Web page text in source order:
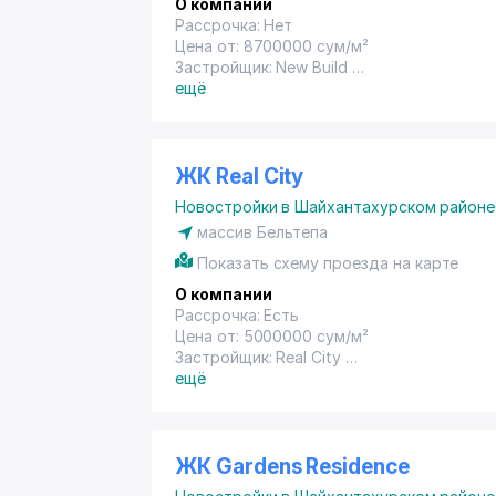
О компании
Рассрочка: Нет
Цена от: 8700000 сум/м²
Застройщик: New Build
Год сдачи: 2021
ещё
ЖК Real City
Новостройки в Шайхантахурском районе
массив Бельтепа
Показать схему проезда на карте
О компании
Рассрочка: Есть
Цена от: 5000000 сум/м²
Застройщик: Real City
Год сдачи: Не указана
ещё
ЖК Gardens Residence